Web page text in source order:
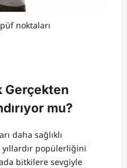
noktaları
Gerçekten
mu?
daha sağlıklı
popülerliğini
bitkilere sevgiyle